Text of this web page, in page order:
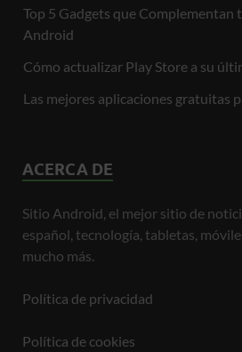
Top 5 Gadgets que Complementan
Android
Cómo actualizar Play Store a su
Las mejores aplicaciones gratuitas
ACERCA DE
Sitio Android, el mejor sitio de
español, tecnología, tabletas,
mucho más.
Política de privacidad
Política de cookies